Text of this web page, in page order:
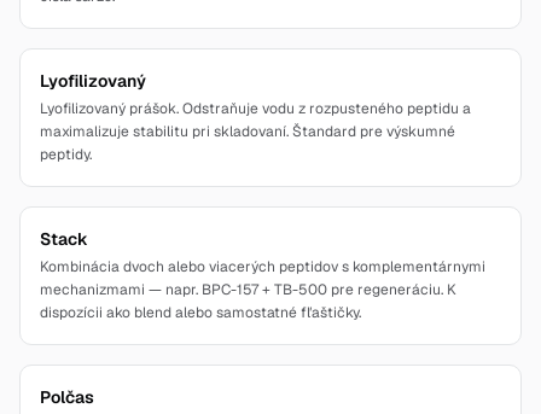
Lyofilizovaný
Lyofilizovaný prášok. Odstraňuje vodu z rozpusteného peptidu a
maximalizuje stabilitu pri skladovaní. Štandard pre výskumné
peptidy.
Stack
Kombinácia dvoch alebo viacerých peptidov s komplementárnymi
mechanizmami — napr. BPC-157 + TB-500 pre regeneráciu. K
dispozícii ako blend alebo samostatné fľaštičky.
Polčas